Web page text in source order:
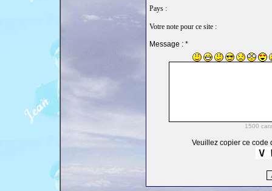
Pays :
Votre note pour ce site :
Message : *
Veuillez copier ce code